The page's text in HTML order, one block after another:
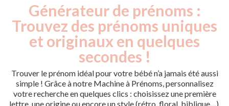
Générateur de prénoms :
Trouvez des prénoms uniques
et originaux en quelques
secondes !
Trouver le prénom idéal pour votre bébé n’a jamais été aussi
simple ! Grâce à notre Machine à Prénoms, personnalisez
votre recherche en quelques clics : choisissez une première
lettre, une origine ou encore un style (rétro, floral, biblique…).